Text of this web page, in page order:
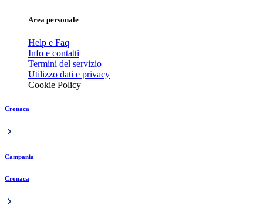
Area personale
Help e Faq
Info e contatti
Termini del servizio
Utilizzo dati e privacy
Cookie Policy
Cronaca
Campania
Cronaca